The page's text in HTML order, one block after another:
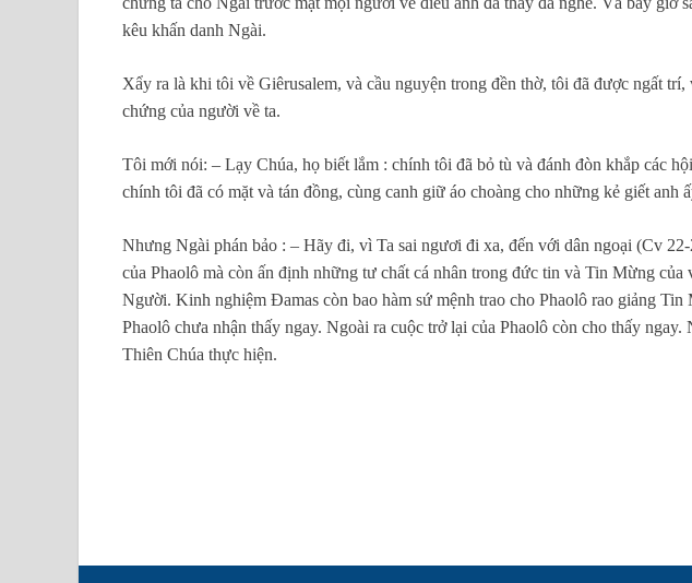
kêu khấn danh Ngài.
Xẩy ra là khi tôi về Giêrusalem, và cầu nguyện trong đền thờ, tôi đã được ngất
chứng của người về ta.
Tôi mới nói: – Lạy Chúa, họ biết lắm : chính tôi đã bỏ tù và đánh đòn khắp các
chính tôi đã có mặt và tán đồng, cùng canh giữ áo choàng cho những kẻ giết anh
Nhưng Ngài phán bảo : – Hãy đi, vì Ta sai ngươi đi xa, đến với dân ngoại (Cv
của Phaolô mà còn ấn định những tư chất cá nhân trong đức tin và Tin Mừng
Người. Kinh nghiệm Đamas còn bao hàm sứ mệnh trao cho Phaolô rao giảng
Phaolô chưa nhận thấy ngay. Ngoài ra cuộc trở lại của Phaolô còn cho thấy
Thiên Chúa thực hiện.